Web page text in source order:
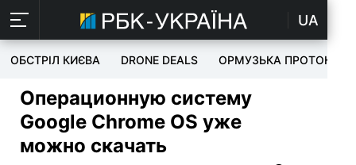
UA
ОБСТРІЛ КИЄВА DRONE DEALS ОРМУЗЬКА ПРОТОКА
Операционную систему
Google Chrome OS уже
можно скачать